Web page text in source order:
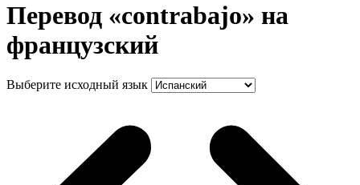
Перевод «contrabajo» на
французский
Выберите исходный язык